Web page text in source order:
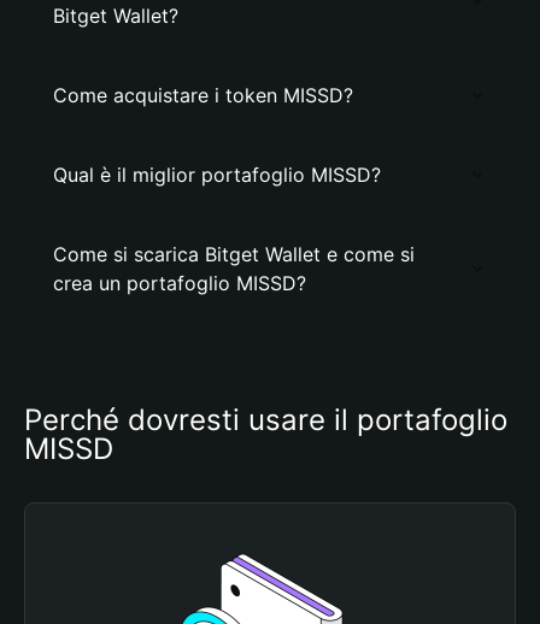
Bitget Wallet?
Come acquistare i token MISSD?
Qual è il miglior portafoglio MISSD?
Come si scarica Bitget Wallet e come si
crea un portafoglio MISSD?
Perché dovresti usare il portafoglio
MISSD